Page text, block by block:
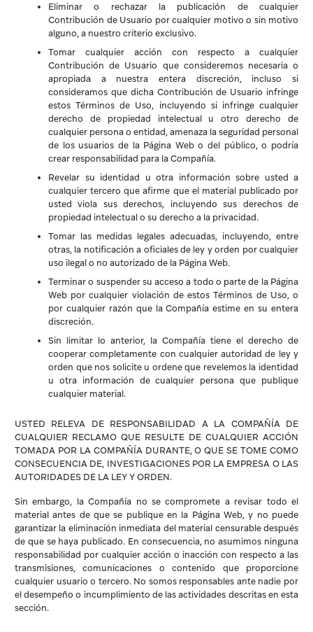
Eliminar o rechazar la publicación de cualquier
Contribución de Usuario por cualquier motivo o sin motivo
alguno, a nuestro criterio exclusivo.
Tomar cualquier acción con respecto a cualquier
Contribución de Usuario que consideremos necesaria o
apropiada a nuestra entera discreción, incluso si
consideramos que dicha Contribución de Usuario infringe
estos Términos de Uso, incluyendo si infringe cualquier
derecho de propiedad intelectual u otro derecho de
cualquier persona o entidad, amenaza la seguridad personal
de los usuarios de la Página Web o del público, o podría
crear responsabilidad para la Compañía.
Revelar su identidad u otra información sobre usted a
cualquier tercero que afirme que el material publicado por
usted viola sus derechos, incluyendo sus derechos de
propiedad intelectual o su derecho a la privacidad.
Tomar las medidas legales adecuadas, incluyendo, entre
otras, la notificación a oficiales de ley y orden por cualquier
uso ilegal o no autorizado de la Página Web.
Terminar o suspender su acceso a todo o parte de la Página
Web por cualquier violación de estos Términos de Uso, o
por cualquier razón que la Compañía estime en su entera
discreción.
Sin limitar lo anterior, la Compañía tiene el derecho de
cooperar completamente con cualquier autoridad de ley y
orden que nos solicite u ordene que revelemos la identidad
u otra información de cualquier persona que publique
cualquier material.
USTED RELEVA DE RESPONSABILIDAD A LA COMPAÑÍA DE
CUALQUIER RECLAMO QUE RESULTE DE CUALQUIER ACCIÓN
TOMADA POR LA COMPAÑÍA DURANTE, O QUE SE TOME COMO
CONSECUENCIA DE, INVESTIGACIONES POR LA EMPRESA O LAS
AUTORIDADES DE LA LEY Y ORDEN.
Sin embargo, la Compañía no se compromete a revisar todo el
material antes de que se publique en la Página Web, y no puede
garantizar la eliminación inmediata del material censurable después
de que se haya publicado. En consecuencia, no asumimos ninguna
responsabilidad por cualquier acción o inacción con respecto a las
transmisiones, comunicaciones o contenido que proporcione
cualquier usuario o tercero. No somos responsables ante nadie por
el desempeño o incumplimiento de las actividades descritas en esta
sección.